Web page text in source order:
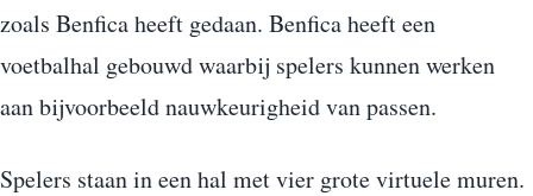
zoals Benfica heeft gedaan. Benfica heeft een
voetbalhal gebouwd waarbij spelers kunnen werken
aan bijvoorbeeld nauwkeurigheid van passen.
Spelers staan in een hal met vier grote virtuele muren.